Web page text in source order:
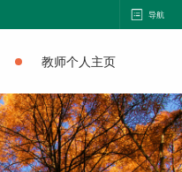
导航
教师个人主页